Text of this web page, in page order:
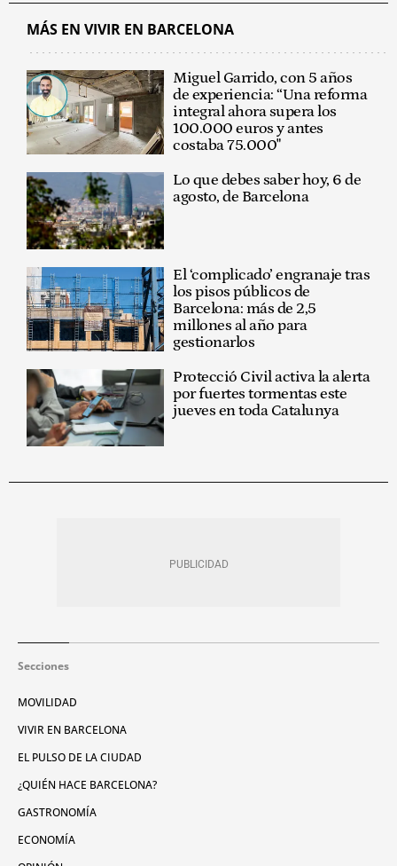
MÁS EN VIVIR EN BARCELONA
Miguel Garrido, con 5 años
de experiencia: “Una reforma
integral ahora supera los
100.000 euros y antes
costaba 75.000"
Lo que debes saber hoy, 6 de
agosto, de Barcelona
El ‘complicado’ engranaje tras
los pisos públicos de
Barcelona: más de 2,5
millones al año para
gestionarlos
Protecció Civil activa la alerta
por fuertes tormentas este
jueves en toda Catalunya
Secciones
MOVILIDAD
VIVIR EN BARCELONA
EL PULSO DE LA CIUDAD
¿QUIÉN HACE BARCELONA?
GASTRONOMÍA
ECONOMÍA